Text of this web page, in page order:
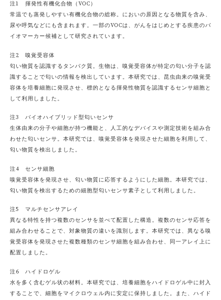
注1 揮発性有機化合物（VOC）
常温でも蒸発しやすい有機化合物の総称。においの原因となる物質を含み、
尿や呼気などにも含まれます。一部のVOCは、がんをはじめとする疾患のバ
イオマーカー候補として研究されています。
注2 嗅覚受容体
匂い物質を認識するタンパク質。生物は、嗅覚受容体が特定の匂い分子を認
識することで匂いの情報を検出しています。本研究では、昆虫由来の嗅覚受
容体を培養細胞に発現させ、標的となる揮発性物質を認識するセンサ細胞と
して利用しました。
注3 バイオハイブリッド型匂いセンサ
生体由来の分子や細胞が持つ機能と、人工的なデバイスや測定技術を組み合
わせた匂いセンサ。本研究では、嗅覚受容体を発現させた細胞を利用して、
匂い物質を検出しました。
注4 センサ細胞
嗅覚受容体を発現させ、匂い物質に応答するようにした細胞。本研究では、
匂い物質を検出するための細胞型匂いセンサ素子として利用しました。
注5 マルチセンサアレイ
異なる特性を持つ複数のセンサを並べて配置した構造。複数のセンサ応答を
組み合わせることで、対象物質の違いを識別します。本研究では、異なる嗅
覚受容体を発現させた複数種類のセンサ細胞を組み合わせ、同一アレイ上に
配置しました。
注6 ハイドロゲル
水を多く含むゲル状の材料。本研究では、培養細胞をハイドロゲル中に封入
することで、細胞をマイクロウェル内に安定に保持しました。また、ハイド